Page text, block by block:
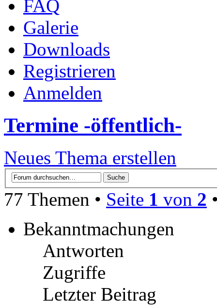
FAQ
Galerie
Downloads
Registrieren
Anmelden
Termine -öffentlich-
Neues Thema erstellen
77 Themen • Seite 1 von 2
Bekanntmachungen
Antworten
Zugriffe
Letzter Beitrag